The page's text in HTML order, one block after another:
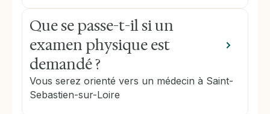
Que se passe-t-il si un
examen physique est
demandé ?
Vous serez orienté vers un médecin à Saint-
Sebastien-sur-Loire